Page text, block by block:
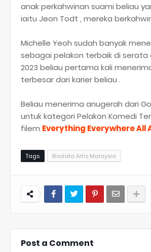
anak perkahwinan suami beliau
iaitu Jeon Todt , mereka
Michelle Yeoh sudah banyak
sebagai pelakon terbaik di serata
2023 beliau pertama kali
terbesar dari karier beliau .
Beliau menerima anugerah dari
untuk kategori Pelakon Komedi
filem Everything Everywhere All
Tags Biodata Artis Malaysia
Post a Comment